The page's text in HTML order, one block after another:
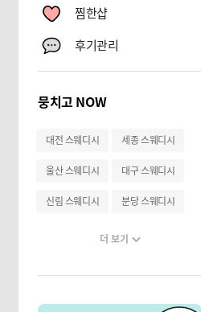
찜한샵
후기관리
뭉치고 NOW
대전 스웨디시 세종 스웨디시
울산 스웨디시 대구 스웨디시
신림 스웨디시 분당 스웨디시
더 보기